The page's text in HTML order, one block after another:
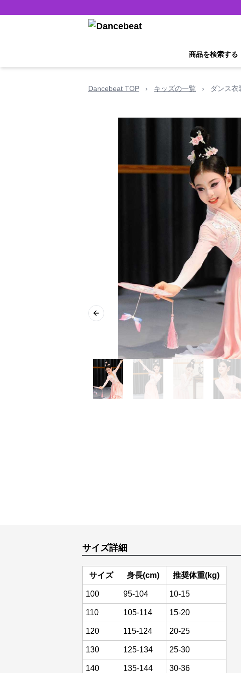
商品を検索する
Dancebeat TOP › キッズの一覧 › ダンス
Previous slide
サイズ詳細
サイズ 身長(cm) 推奨体重(kg)
100 95-104 10-15
110 105-114 15-20
120 115-124 20-25
130 125-134 25-30
140 135-144 30-36